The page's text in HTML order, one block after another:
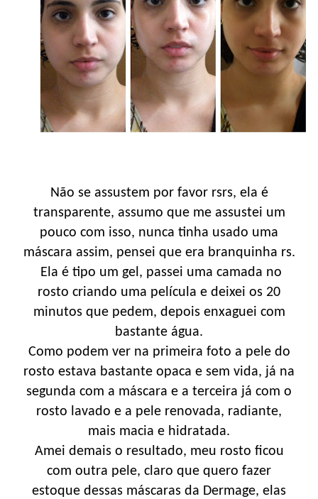
Não se assustem por favor rsrs, ela é
transparente, assumo que me assustei um
pouco com isso, nunca tinha usado uma
máscara assim, pensei que era branquinha rs.
Ela é tipo um gel, passei uma camada no
rosto criando uma película e deixei os 20
minutos que pedem, depois enxaguei com
bastante água.
Como podem ver na primeira foto a pele do
rosto estava bastante opaca e sem vida, já na
segunda com a máscara e a terceira já com o
rosto lavado e a pele renovada, radiante,
mais macia e hidratada.
Amei demais o resultado, meu rosto ficou
com outra pele, claro que quero fazer
estoque dessas máscaras da Dermage, elas